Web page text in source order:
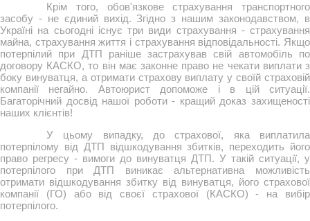
Крім того, обов'язкове страхування транспортного
засобу - не єдиний вихід. Згідно з нашим законодавством, в
Україні на сьогодні існує три види страхування - страхування
майна, страхування життя і страхування відповідальності. Якщо
потерпілий при ДТП раніше застрахував свій автомобіль по
договору КАСКО, то він має законне право не чекати виплати з
боку винуватця, а отримати страхову виплату у своїй страховій
компанії негайно. Автоюрист допоможе і в цій ситуації.
Багаторічний досвід нашої роботи - кращий доказ захищеності
наших клієнтів!
У цьому випадку, до страхової, яка виплатила
потерпілому від ДТП відшкодування збитків, переходить його
право регресу - вимоги до винуватця ДТП. У такій ситуації, у
потерпілого при ДТП виникає альтернативна можливість
отримати відшкодування збитку від винуватця, його страхової
компанії (ГО) або від своєї страхової (КАСКО) - на вибір
потерпілого.